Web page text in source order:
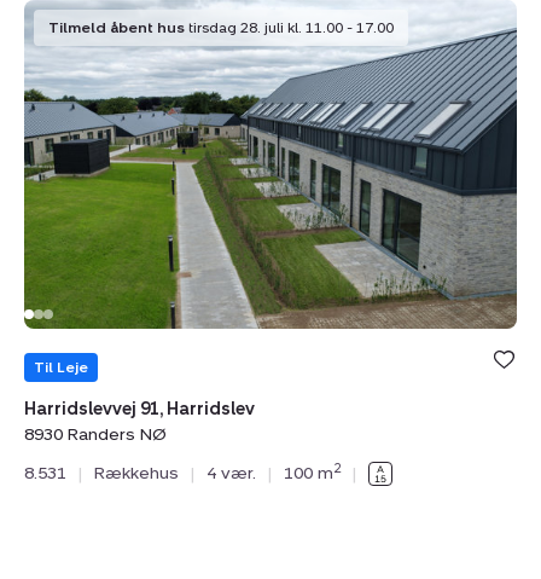
Rækkehus:
Harridslevvej
91,
Harridslev,
8930
Randers
NØ
Tilmeld åbent hus tirsdag 28. juli kl. 11.00 - 17.00
Til Leje
Harridslevvej 91, Harridslev
8930 Randers NØ
8.531
| Rækkehus | 4 vær. | 100 m2 |